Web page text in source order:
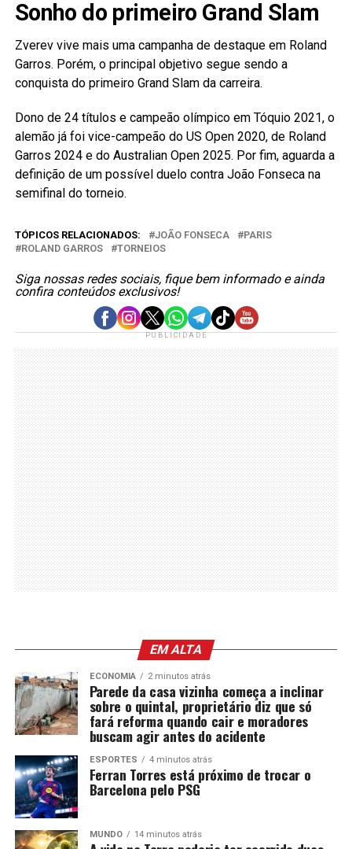
Sonho do primeiro Grand Slam
Zverev vive mais uma campanha de destaque em Roland
Garros. Porém, o principal objetivo segue sendo a
conquista do primeiro Grand Slam da carreira.
Dono de 24 títulos e campeão olímpico em Tóquio 2021, o
alemão já foi vice-campeão do US Open 2020, de Roland
Garros 2024 e do Australian Open 2025. Por fim, aguarda a
definição de um possível duelo contra João Fonseca na
semifinal do torneio.
TÓPICOS RELACIONADOS: JOÃO FONSECA
PARIS
ROLAND GARROS
TORNEIOS
Siga nossas redes sociais, fique bem informado e ainda
confira conteúdos exclusivos!
PUBLICIDADE
EM ALTA
ECONOMIA 2 minutos atrás
Parede da casa vizinha começa a inclinar
sobre o quintal, proprietário diz que só
fará reforma quando cair e moradores
buscam agir antes do acidente
ESPORTES 4 minutos atrás
Ferran Torres está próximo de trocar o
Barcelona pelo PSG
MUNDO 14 minutos atrás